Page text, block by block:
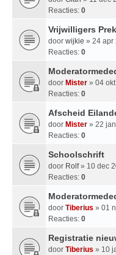
Reacties: 0
Vrijwilligers
door wijkie » 24 apr
Reacties: 0
door Mister » 04
Reacties: 0
Afscheid
door Mister » 22
Reacties: 0
Schoolschrift
door Rolf» 10 dec
Reacties: 0
door Tiberius » 01
Reacties: 0
Registratie
door Tiberius » 10